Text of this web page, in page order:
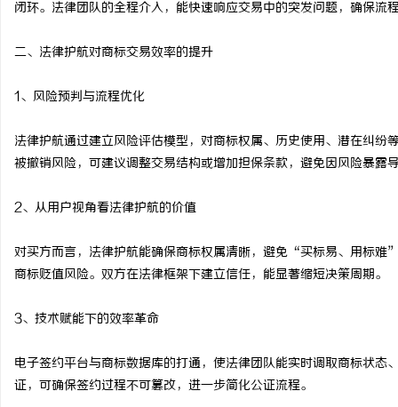
闭环。法律团队的全程介入，能快速响应交易中的突发问题，确保流
二、法律护航对商标交易效率的提升
1、风险预判与流程优化
法律护航通过建立风险评估模型，对商标权属、历史使用、潜在纠
被撤销风险，可建议调整交易结构或增加担保条款，避免因风险暴露
2、从用户视角看法律护航的价值
对买方而言，法律护航能确保商标权属清晰，避免“买标易、用标
商标贬值风险。双方在法律框架下建立信任，能显著缩短决策周期。
3、技术赋能下的效率革命
电子签约平台与商标数据库的打通，使法律团队能实时调取商标状
证，可确保签约过程不可篡改，进一步简化公证流程。